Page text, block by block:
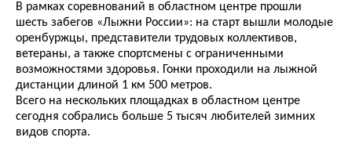
В рамках соревнований в областном центре прошли
шесть забегов «Лыжни России»: на старт вышли молодые
оренбуржцы, представители трудовых коллективов,
ветераны, а также спортсмены с ограниченными
возможностями здоровья. Гонки проходили на лыжной
дистанции длиной 1 км 500 метров.
Всего на нескольких площадках в областном центре
сегодня собрались больше 5 тысяч любителей зимних
видов спорта.